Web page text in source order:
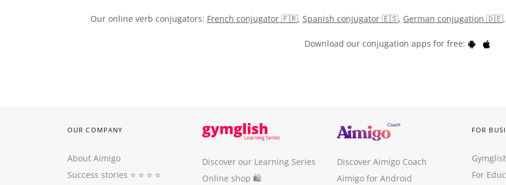
Our online verb conjugators: French conjugator 🇫🇷, Spanish conjugator 🇪🇸, German conjugation 🇩🇪,
Download our conjugation apps for free:
OUR COMPANY
About Aimigo
Success stories ⭐️ ⭐️ ⭐️ ⭐️
Discover our Learning Series
Online shop 🛍
Discover Aimigo Coach
Aimigo for Android
FOR
For